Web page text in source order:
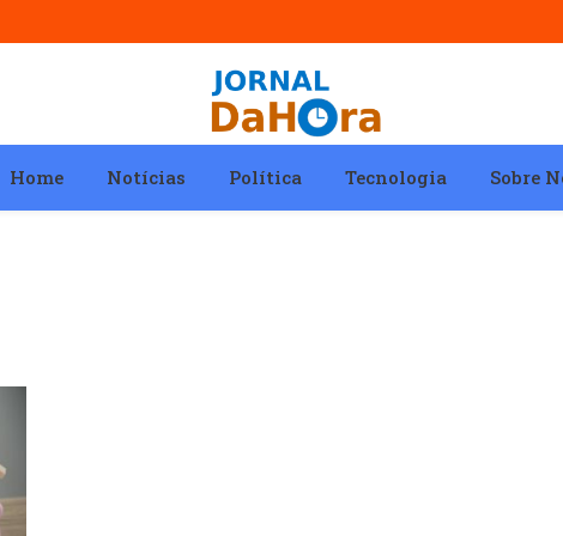
Home Notícias Política Tecnologia Sobre